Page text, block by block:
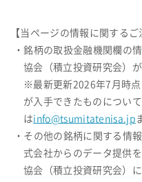
【当ページの情報に関するご
・銘柄の取扱金融機関欄の
協会（積立投資研究会）
※最新更新2026年7月時
が入手できたものについ
はinfo@tsumitatenisa.jp
・その他の銘柄に関する情
式会社からのデータ提供
協会（積立投資研究会）